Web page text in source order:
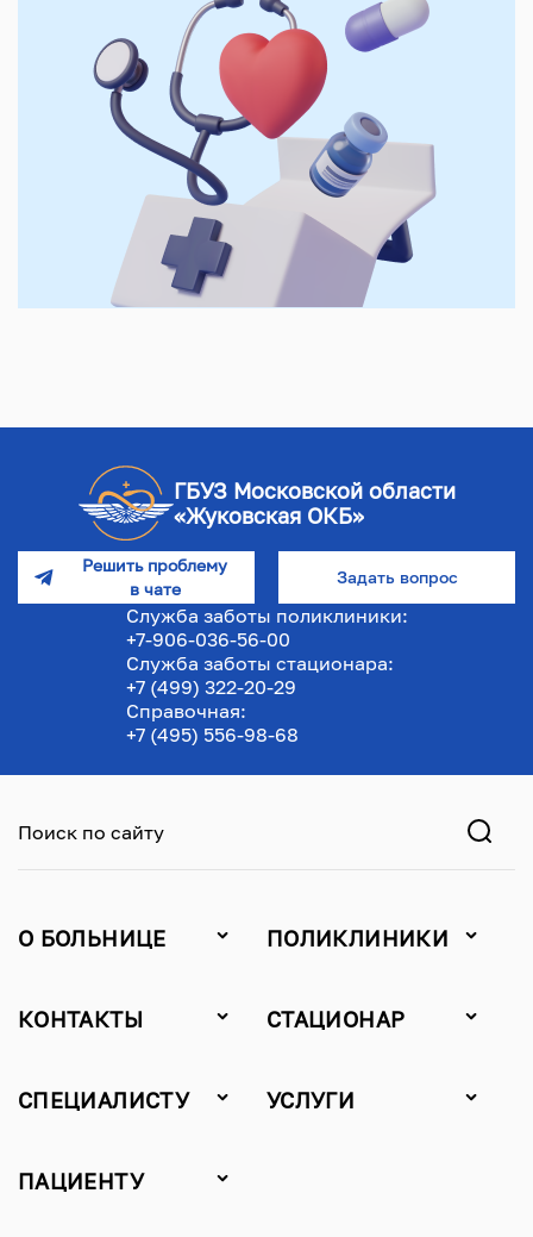
ГБУЗ Московской области
«Жуковская ОКБ»
Решить проблему
в чате
Задать вопрос
Служба заботы поликлиники:
+7-906-036-56-00
Служба заботы стационара:
+7 (499) 322-20-29
Справочная:
+7 (495) 556-98-68
Поиск по сайту
О БОЛЬНИЦЕ ПОЛИКЛИНИКИ
КОНТАКТЫ СТАЦИОНАР
СПЕЦИАЛИСТУ УСЛУГИ
ПАЦИЕНТУ